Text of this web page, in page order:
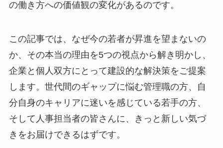
の働き方への価値観の変化があるのです。
この記事では、なぜ今の若者が昇進を望まないの
か、その本当の理由を5つの視点から解き明かし、
企業と個人双方にとって建設的な解決策をご提案
します。世代間のギャップに悩む管理職の方、自
分自身のキャリアに迷いを感じている若手の方、
そして人事担当者の皆さんに、きっと新しい気づ
きをお届けできるはずです。